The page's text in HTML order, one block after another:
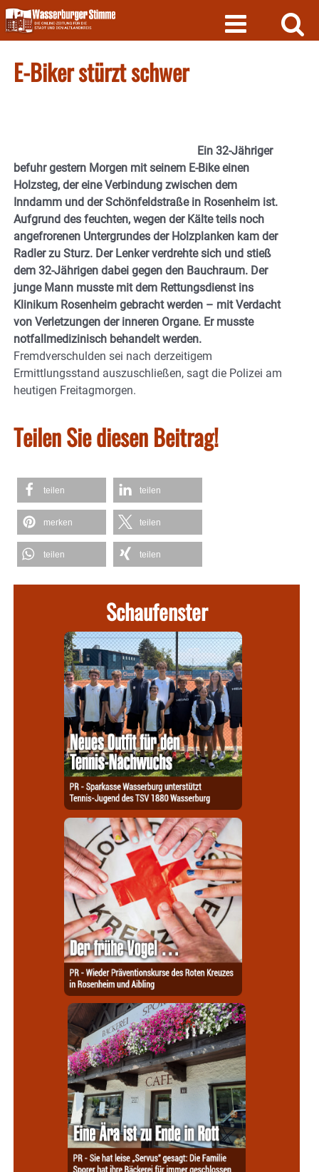
Skip
to
content
E-Biker stürzt schwer
Ein 32-Jähriger
befuhr gestern Morgen mit seinem E-Bike einen
Holzsteg, der eine Verbindung zwischen dem
Inndamm und der Schönfeldstraße in Rosenheim ist.
Aufgrund des feuchten, wegen der Kälte teils noch
angefrorenen Untergrundes der Holzplanken kam der
Radler zu Sturz. Der Lenker verdrehte sich und stieß
dem 32-Jährigen dabei gegen den Bauchraum. Der
junge Mann musste mit dem Rettungsdienst ins
Klinikum Rosenheim gebracht werden – mit Verdacht
von Verletzungen der inneren Organe. Er musste
notfallmedizinisch behandelt werden.
Fremdverschulden sei nach derzeitigem
Ermittlungsstand auszuschließen, sagt die Polizei am
heutigen Freitagmorgen.
Teilen Sie diesen Beitrag!
teilen teilen
merken teilen
teilen teilen
Schaufenster